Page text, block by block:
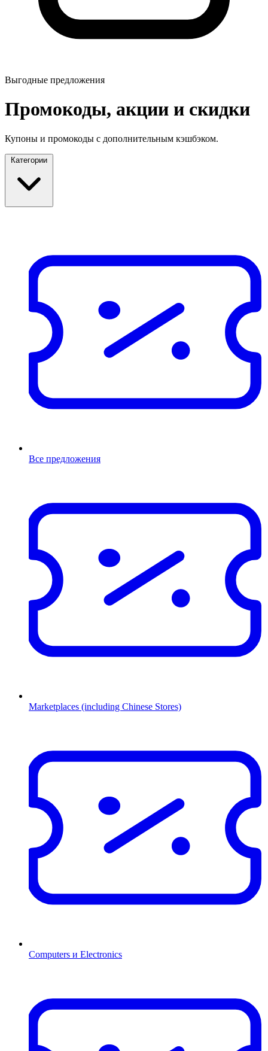
Выгодные предложения
Промокоды, акции и скидки
Купоны и промокоды с дополнительным кэшбэком.
Категории
Все предложения
Marketplaces (including Chinese Stores)
Computers и Electronics